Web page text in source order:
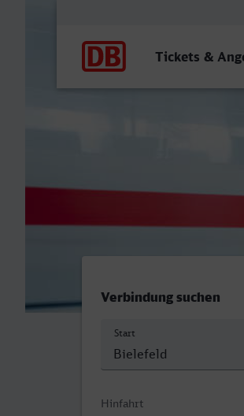
Tickets &
Bielefeld Hbf -
Verbindung suchen
Start
Hinfahrt